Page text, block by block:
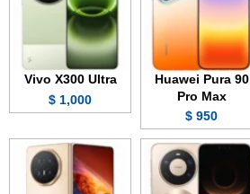
Huawei Pura 90
Pro Max
950 $
Vivo X300 Ultra
1,000 $